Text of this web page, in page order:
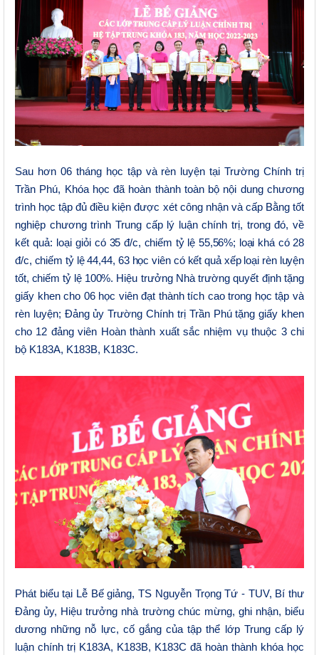
Sau hơn 06 tháng học tập và rèn luyện tại Trường Chính trị
Trần Phú, Khóa học đã hoàn thành toàn bộ nội dung chương
trình học tập đủ điều kiện được xét công nhận và cấp Bằng tốt
nghiệp chương trình Trung cấp lý luận chính trị, trong đó, về
kết quả: loại giỏi có 35 đ/c, chiếm tỷ lệ 55,56%; loại khá có 28
đ/c, chiếm tỷ lệ 44,44, 63 học viên có kết quả xếp loại rèn luyện
tốt, chiếm tỷ lệ 100%. Hiệu trưởng Nhà trường quyết định tặng
giấy khen cho 06 học viên đạt thành tích cao trong học tập và
rèn luyện; Đảng ủy Trường Chính trị Trần Phú tặng giấy khen
cho 12 đảng viên Hoàn thành xuất sắc nhiệm vụ thuộc 3 chi
bộ K183A, K183B, K183C.
Phát biểu tại Lễ Bế giảng, TS Nguyễn Trọng Tứ - TUV, Bí thư
Đảng ủy, Hiệu trưởng nhà trường chúc mừng, ghi nhận, biểu
dương những nỗ
lực, cố gắng của tập thể lớp Trung cấp lý
luận chính trị K183A, K183B, K183C đã hoàn thành khóa học